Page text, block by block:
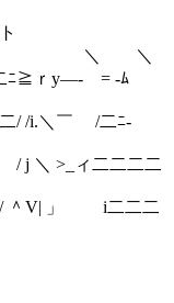
＼ ＼
ゝ= ‐ﾑ
/二ﾆ‐
ィ二二二二
」 i二二二